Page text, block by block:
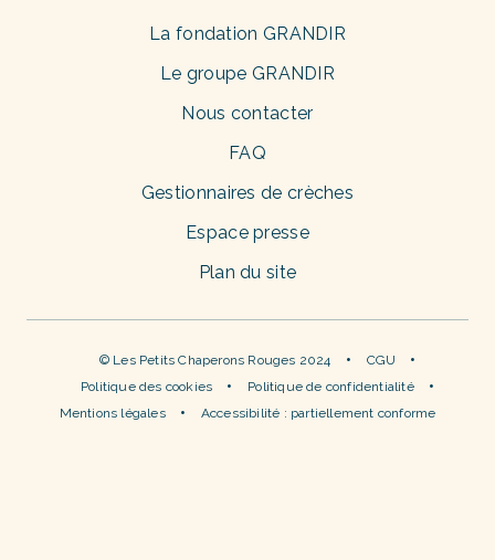
La fondation GRANDIR
Le groupe GRANDIR
Nous contacter
FAQ
Gestionnaires de crèches
Espace presse
Plan du site
© Les Petits Chaperons Rouges 2024
CGU
Politique des cookies
Politique de confidentialité
Mentions légales
Accessibilité : partiellement conforme